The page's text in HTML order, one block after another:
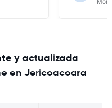
y actualizada
en Jericoacoara